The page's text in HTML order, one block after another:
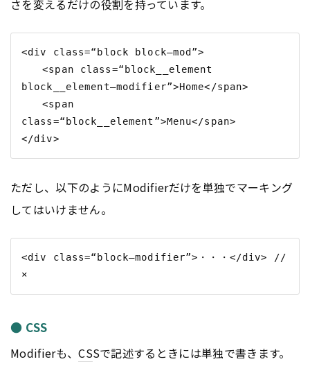
さを変えるだけの役割を持っています。
<div class=“block block—mod”>
<span class=“block__element
block__element—modifier”>Home</span>
<span
class=“block__element”>Menu</span>
ただし、以下のようにModifierだけを単独でマーキング
してはいけません。
<div class=“block—modifier”>・・・</div> //
● CSS
Modifierも、CSSで記述するときには単独で書きます。